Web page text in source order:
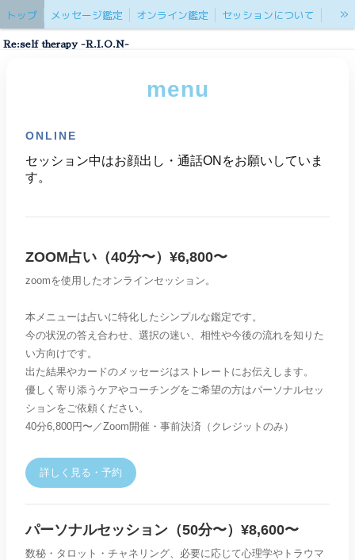
トップ メッセージ鑑定 オンライン鑑定
セッションについて
免責事項
ご感想
»
Re:self therapy -R.I.O.N-
menu
ONLINE
セッション中はお顔出し・通話ONをお願いしていま
す。
ZOOM占い（40分〜）¥6,800〜
zoomを使用したオンラインセッション。
本メニューは占いに特化したシンプルな鑑定です。
今の状況の答え合わせ、選択の迷い、相性や今後の流れを知りた
い方向けです。
出た結果やカードのメッセージはストレートにお伝えします。
優しく寄り添うケアやコーチングをご希望の方はパーソナルセッ
ションをご依頼ください。
40分6,800円〜／Zoom開催・事前決済（クレジットのみ）
詳しく見る・予約
パーソナルセッション（50分〜）¥8,600〜
数秘・タロット・チャネリング、必要に応じて心理学やトラウマ